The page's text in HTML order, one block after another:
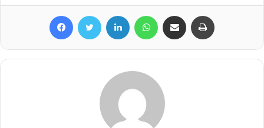
FacebookTwitter LinkedIn WhatsAppShare via Email